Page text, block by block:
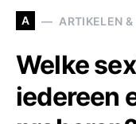
A ARTIKELEN
Welke
iedereen